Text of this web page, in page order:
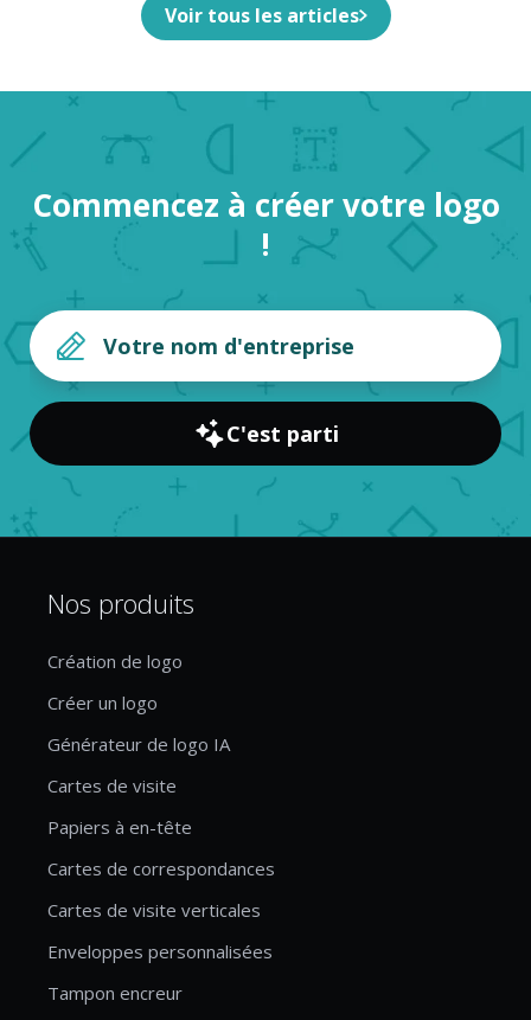
Voir tous les articles
Commencez à créer votre logo
!
C'est parti
Nos produits
Création de logo
Créer un logo
Générateur de logo IA
Cartes de visite
Papiers à en-tête
Cartes de correspondances
Cartes de visite verticales
Enveloppes personnalisées
Tampon encreur